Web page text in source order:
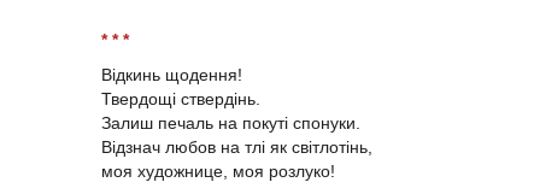
* * *
Відкинь щодення!
Твердощі ствердінь.
Залиш печаль на покуті спонуки.
Відзнач любов на тлі як світлотінь,
моя художнице, моя розлуко!